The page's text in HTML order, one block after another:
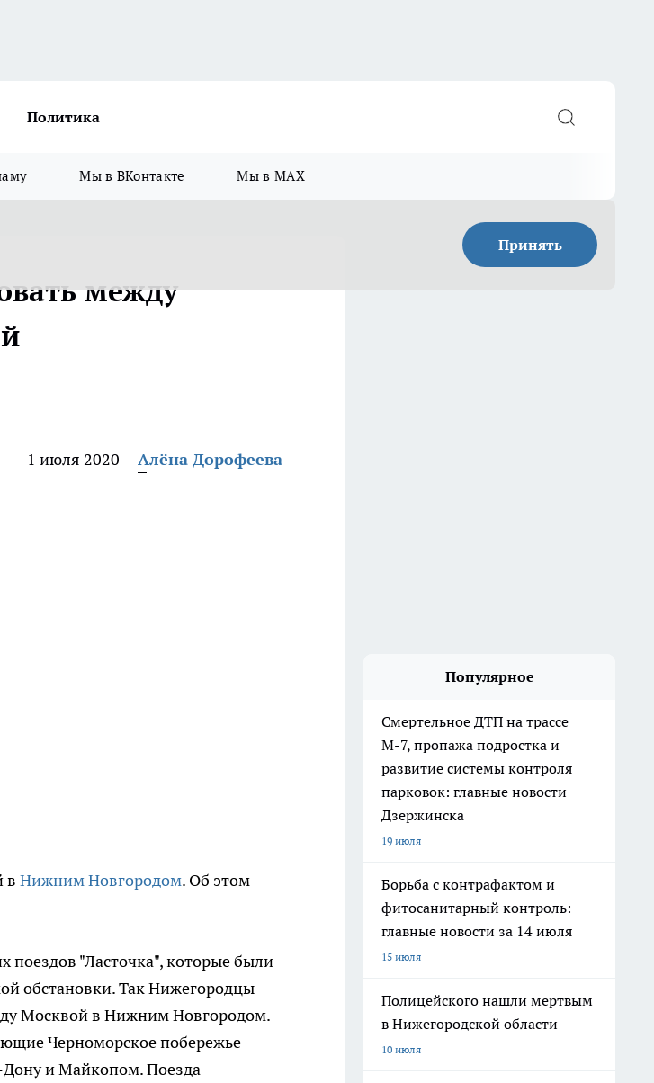
Политика
Мы в ВКонтакте Мы в MAX
Принять
между
1 июля 2020
Алёна Дорофеева
в Нижним Новгородом. Об этом
"Ласточка", которые были
обстановки. Так Нижегородцы
Москвой в Нижним Новгородом.
Черноморское побережье
и Майкопом. Поезда
Популярное
Смертельное ДТП на трассе
М-7, пропажа подростка и
развитие системы контроля
парковок: главные новости
Дзержинска
19 июля
Борьба с контрафактом и
фитосанитарный контроль:
главные новости за 14 июля
15 июля
Полицейского нашли мертвым
в Нижегородской области
10 июля